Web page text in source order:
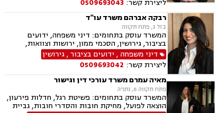
הורי, כתובה, אבהות, מעמד אישי, עסקאות מתנה.
ליצירת קשר: 0509693043
רבקה אברהם משרד עו"ד
בזל 3, פתח תקווה
המשרד עוסק בתחומים: דיני משפחה, ידועים
בציבור, גירושין, הסכמי ממון, ירושות וצוואות,
אבהות, מזונות, משמורת, חוק הנוער, חלוקת רכוש,
זמני שהות, החזקת ילדים, ניכור הורי, אומנה, משפט
אזרחי, דיני חוזים, פלילי
דיני משפחה , ידועים בציבור,גירושין
ליצירת קשר: 0509693042
מאיה עמרם משרד עורכי דין וגישור
פתח תקווה 6, נתניה
המשרד עוסק בתחומים: פשיטת רגל, חדלות פירעון,
הוצאה לפועל, מחיקת חובות והסדרי חובות, גביית